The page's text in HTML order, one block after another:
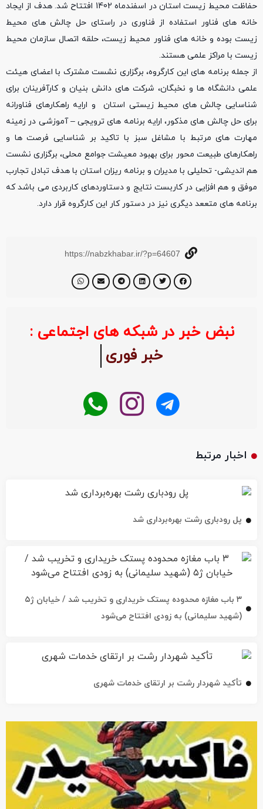
حفاظت محیط زیست استان در اسفندماه 1402 افتتاح شد. هدف از ایجاد
خانه های فناور استفاده از فناوری در راستای حل چالش های محیط
زیست بوده و خانه های فناور محیط زیست، حلقه اتصال سازمان محیط
زیست با مراکز علمی هستند.
از جمله برنامه های این کارگروه، برگزاری نشست مشترک با اعضای هیئت
علمی دانشگاه ها و نخبگان، شرکت های دانش بنیان و کارآفرینان برای
شناسایی چالش های محیط زیستی استان و ارایه راهکارهای فناورانه
برای حل چالش های مذکور، ارایه برنامه های ترویجی – آموزشی در زمینه
مهارت های مرتبط با مشاغل سبز با تاکید بر شناسایی فرصت ها و
راهکارهای طبیعت محور برای بهبود معیشت جوامع محلی، برگزاری نشست
هم اندیشی- تحلیلی با مدیران و برنامه ریزان استان با هدف تبادل تجارب
موفق و هم افزایی در کاربست نتایج و دستاوردهای کاربردی می باشد که
برنامه های متععد دیگری نیز در دستور کار این کارگروه قرار دارد.
https://nabzkhabar.ir/?p=64607
نبض خبر در شبکه های اجتماعی :
خبر فوری
اخبار مرتبط
پل رودباری رشت بهره‌برداری شد
۳ باب مغازه محدوده پستک خریداری و تخریب شد / خیابان ژ۵
(شهید سلیمانی) به زودی افتتاح می‌شود
تأکید شهردار رشت بر ارتقای خدمات شهری